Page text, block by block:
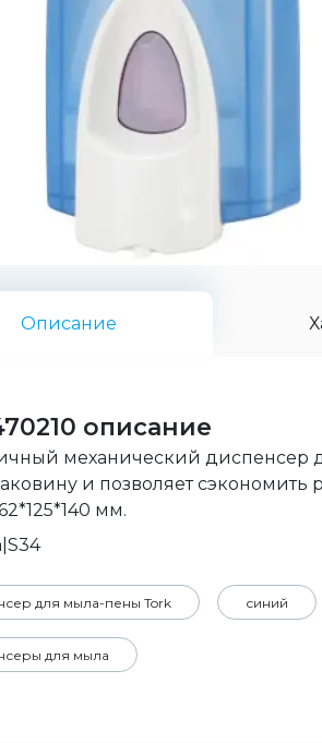
Описание
описание
механический диспенсер
и позволяет
мм.
для мыла-пены Tork синий
для мыла